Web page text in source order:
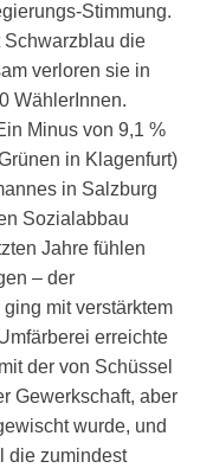
Stimmung.
Schwarzblau die
verloren sie in
WählerInnen.
Minus von 9,1 %
in Klagenfurt)
in Salzburg
Sozialabbau
Jahre fühlen
– der
mit verstärktem
erreichte
der von Schüssel
Gewerkschaft, aber
wurde, und
die zumindest